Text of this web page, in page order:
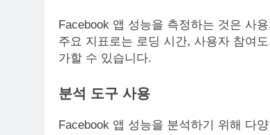
Facebook 앱 성능을 측정하는 것은 사
주요 지표로는 로딩 시간, 사용자 참여
가할 수 있습니다.
분석 도구 사용
Facebook 앱 성능을 분석하기 위해 다